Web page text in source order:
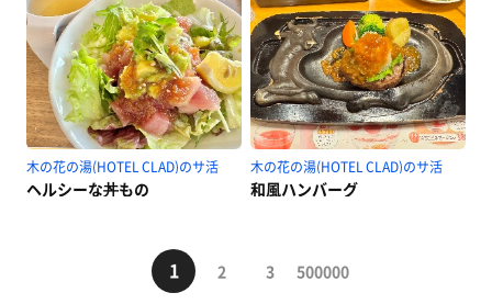
木の花の湯(HOTEL CLAD)のサ活
ヘルシーな丼もの
木の花の湯(HOTEL CLAD)のサ活
和風ハンバーグ
1 2 3 500000